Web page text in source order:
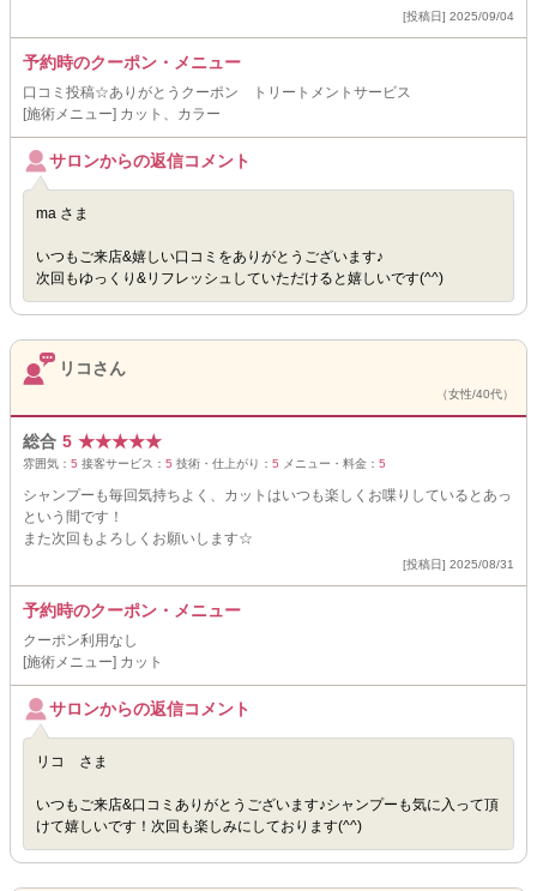
[投稿日] 2025/09/04
予約時のクーポン・メニュー
口コミ投稿☆ありがとうクーポン トリートメントサービス
[施術メニュー] カット、カラー
サロンからの返信コメント
ma さま
いつもご来店&嬉しい口コミをありがとうございます♪
次回もゆっくり&リフレッシュしていただけると嬉しいです(^^)
リコさん
（女性/40代）
総合 5 ★★★★★
雰囲気： 5 接客サービス： 5 技術・仕上がり： 5 メニュー・料金： 5
シャンプーも毎回気持ちよく、カットはいつも楽しくお喋りしているとあっ
という間です！
また次回もよろしくお願いします☆
[投稿日] 2025/08/31
予約時のクーポン・メニュー
クーポン利用なし
[施術メニュー] カット
サロンからの返信コメント
リコ さま
いつもご来店&口コミありがとうございます♪シャンプーも気に入って頂
けて嬉しいです！次回も楽しみにしております(^^)